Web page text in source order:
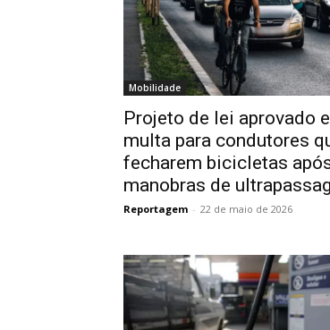
Mobilidade
Projeto de lei aprovado
multa para condutores
fecharem bicicletas
manobras de
Reportagem - 22 de maio de 2026